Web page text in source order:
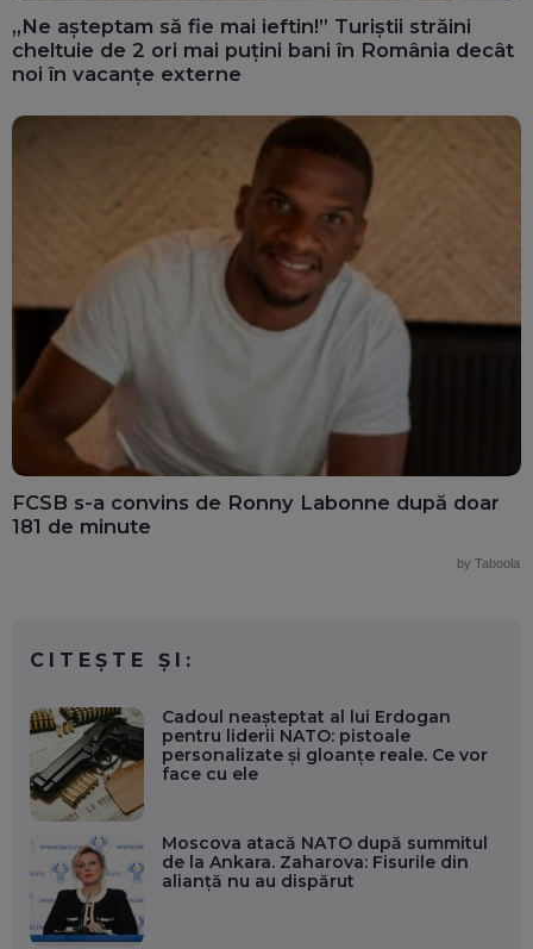
„Ne așteptam să fie mai ieftin!” Turiștii străini
cheltuie de 2 ori mai puțini bani în România decât
noi în vacanțe externe
FCSB s-a convins de Ronny Labonne după doar
181 de minute
by Taboola
CITEȘTE ȘI:
Cadoul neașteptat al lui Erdogan
pentru liderii NATO: pistoale
personalizate și gloanțe reale. Ce vor
face cu ele
Moscova atacă NATO după summitul
de la Ankara. Zaharova: Fisurile din
alianță nu au dispărut